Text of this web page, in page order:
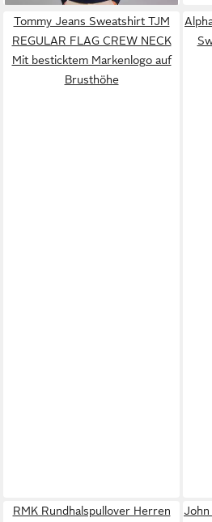
Tommy Jeans Sweatshirt TJM
REGULAR FLAG CREW NECK
Mit besticktem Markenlogo auf
Brusthöhe
RMK Rundhalspullover Herren